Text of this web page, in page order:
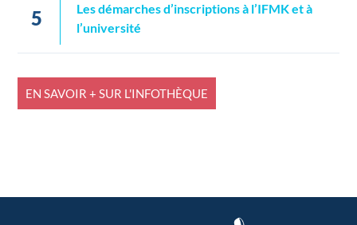
5
Les démarches d’inscriptions à l’IFMK et à
l’université
EN SAVOIR + SUR L'INFOTHÈQUE